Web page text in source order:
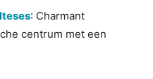
: Charmant
centrum met een